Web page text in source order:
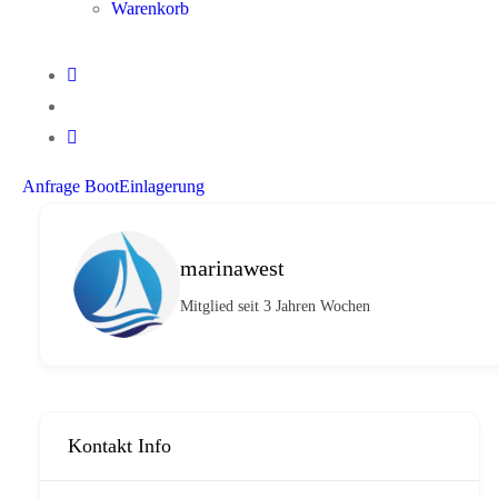
Warenkorb
Anfrage BootEinlagerung
marinawest
Mitglied seit 3 Jahren Wochen
Kontakt Info